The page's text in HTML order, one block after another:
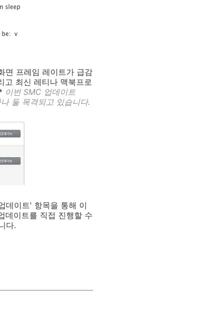
면 프레임 레이트가 급감
고 최신 레티나 맥북프로
이번 SMC 업데이트
나 둘 목격되고 있습니다.
데이트' 항목을 통해 이
데이트를 직접 진행할 수
다.